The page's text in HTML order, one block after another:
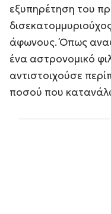
εξυπηρέτηση του
άφωνους. Όπως
ένα αστρονομικό
αντιστοιχούσε
ποσού που